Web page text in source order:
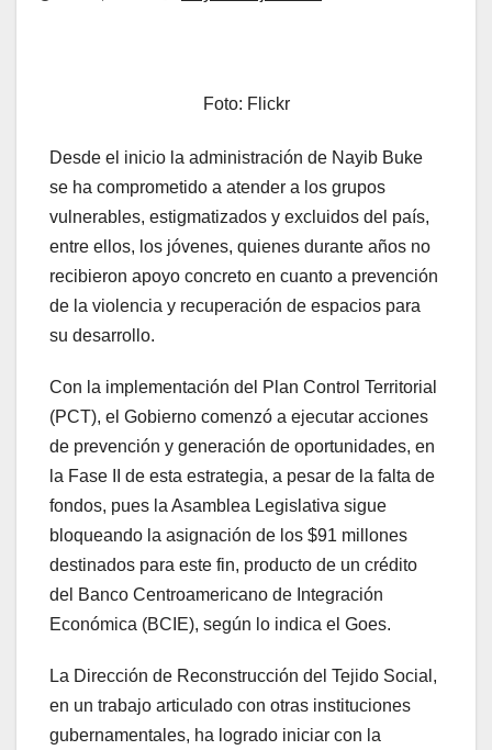
Foto: Flickr
Desde el inicio la administración de Nayib Buke
se ha comprometido a atender a los grupos
vulnerables, estigmatizados y excluidos del país,
entre ellos, los jóvenes, quienes durante años no
recibieron apoyo concreto en cuanto a prevención
de la violencia y recuperación de espacios para
su desarrollo.
Con la implementación del Plan Control Territorial
(PCT), el Gobierno comenzó a ejecutar acciones
de prevención y generación de oportunidades, en
la Fase II de esta estrategia, a pesar de la falta de
fondos, pues la Asamblea Legislativa sigue
bloqueando la asignación de los $91 millones
destinados para este fin, producto de un crédito
del Banco Centroamericano de Integración
Económica (BCIE), según lo indica el Goes.
La Dirección de Reconstrucción del Tejido Social,
en un trabajo articulado con otras instituciones
gubernamentales, ha logrado iniciar con la